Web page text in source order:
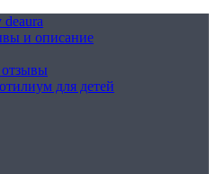
и описание
для детей